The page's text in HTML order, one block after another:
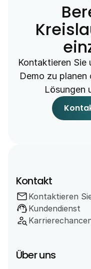
Kontaktieren Sie
Demo zu planen
Lösungen
Kontakt
mail Kontaktieren
support_agent Kundendienst
person_search
Über uns